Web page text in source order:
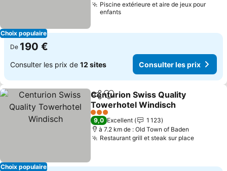
Choix populaire
Piscine extérieure et aire de jeux pour
enfants
De 190 €
Consulter les prix de 12 sites Consulter les prix
Choix populaire
PartagerAjouter à mes favoris
Centurion Swiss Quality
Towerhotel Windisch
Consulter les prix
3 Étoiles
9,0 Excellent
1 123
à 7.2 km de : Old Town of Baden
Restaurant grill et steak sur place